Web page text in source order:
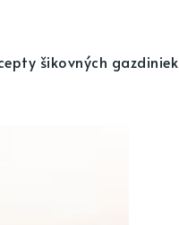
šikovných gazdiniek